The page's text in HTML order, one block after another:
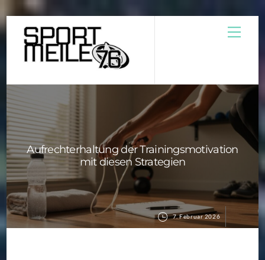
Skip
content
7. Februar 2026
Aufrechterhaltung der Trainingsmotivation
mit diesen Strategien